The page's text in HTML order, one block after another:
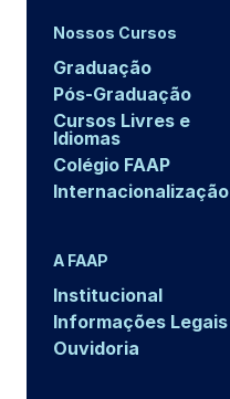
Nossos Cursos
Graduação
Pós-Graduação
Cursos Livres e
Idiomas
Colégio FAAP
Internacionalização
A FAAP
Institucional
Informações Legais
Ouvidoria